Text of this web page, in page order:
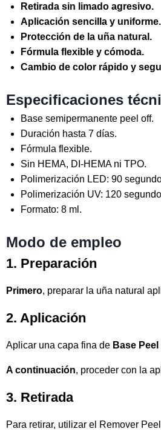
Retirada sin limado agresivo.
Aplicación sencilla y uniforme.
Protección de la uña natural.
Fórmula flexible y cómoda.
Cambio de color rápido y
Especificaciones
Base semipermanente peel off.
Duración hasta 7 días.
Fórmula flexible.
Sin HEMA, DI-HEMA ni TPO.
Polimerización LED: 90
Polimerización UV: 120
Formato: 8 ml.
Modo de empleo
1. Preparación
Primero, preparar la uña natural
2. Aplicación
Aplicar una capa fina de Base Peel
A continuación, proceder con la
3. Retirada
Para retirar, utilizar el Remover